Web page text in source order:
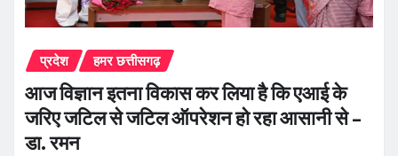
प्रदेश हमर छत्तीसगढ़
आज विज्ञान इतना विकास कर लिया है कि एआई के
जरिए जटिल से जटिल ऑपरेशन हो रहा आसानी से –
डा. रमन